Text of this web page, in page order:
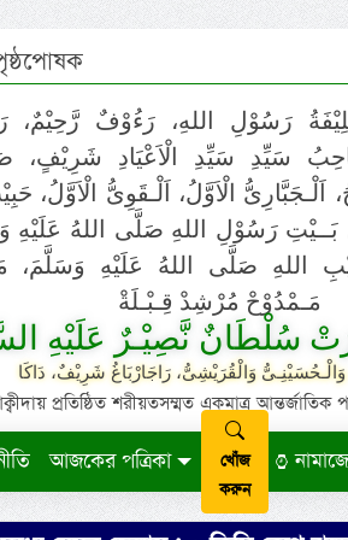
رَسُوْلِ اللهِ، رَءُوْفٌ رَّحِيْمٌ،
صَاحِبُ سَيِّدِ سَيِّدِ الْاَعْيَادِ شَرِيْفٍ،
اَلْـجَبَّارِىُّ الْاَوَّلُ، اَلْـقَوِىُّ الْاَوَّلُ،
بَــيْتِ رَسُوْلِ اللهِ صَلَّى اللهُ عَلَيْهِ
اللهِ صَلَّى اللهُ عَلَيْهِ وَسَلَّمَ،
مَـمْدُوْحْ مُرْشِدْ قِـبْـلَةْ
سُلْطَانٌ نَّصِيْـرٌ عَلَيْهِ
وَالْـحُسَيْنِـىُّ وَالْقُرَيْشِىُّ، رَاجَارْبَاغُ شَرِيْفٌ، دَاكَا
প্রতিষ্ঠিত শরীয়তসম্মত একমাত্র আন্তর্জাতিক
আজকের পত্রিকা
খোঁজ
করুন